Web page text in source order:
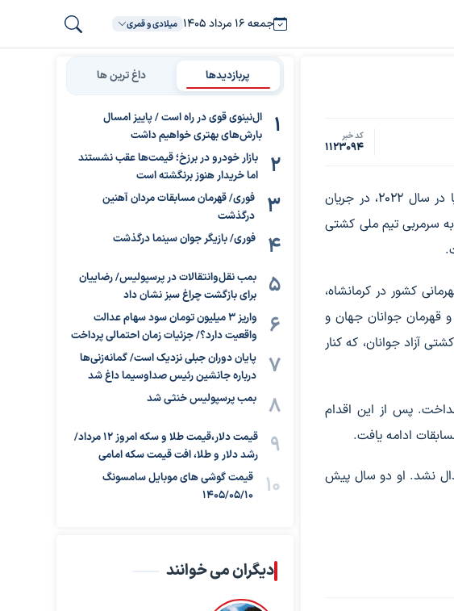
جمعه ۱۶ مرداد ۱۴۰۵ میلادی و قمری
کد خبر
1123094
دارنده مدال‌های طلای جوانان جهان و آسیا در سال ۲۰۲۲، در جریان
سرمربی تیم ملی کشتی
کشور در کرمانشاه،
کرمانشاهی و قهرمان جوانان جهان و
آزاد جوانان، که کنار
پس از این اقدام
ادامه یافت.
نشد. او دو سال پیش
پربازدیدها داغ ترین ها
ال‌نینوی قوی در راه است / پاییز امسال
بارش‌های بهتری خواهیم داشت
بازار خودرو در برزخ؛ قیمت‌ها عقب نشستند
اما خریدار هنوز برنگشته است
فوری/ قهرمان مسابقات مردان آهنین
درگذشت
فوری/ بازیگر جوان سینما درگذشت
بمب نقل‌وانتقالات در پرسپولیس/ رضاییان
برای بازگشت چراغ سبز نشان داد
واریز ۳ میلیون تومان سود سهام عدالت
واقعیت دارد؟/ جزئیات زمان احتمالی پرداخت
پایان دوران جبلی نزدیک است/ گمانه‌زنی‌ها
درباره جانشین رئیس صداوسیما داغ شد
بمب پرسپولیس خنثی شد
قیمت دلار،قیمت طلا و سکه امروز ۱۲ مرداد/
رشد دلار و طلا، افت قیمت سکه امامی
قیمت گوشی های موبایل سامسونگ
1405/05/10
دیگران می خوانند